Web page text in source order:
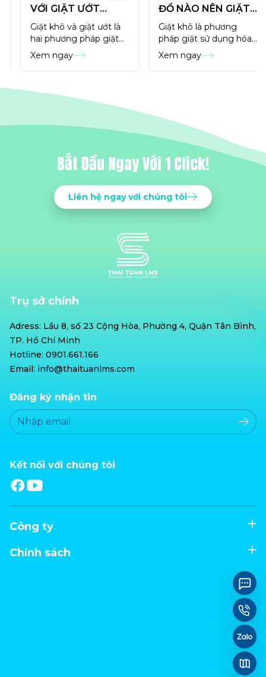
VỚI GIẶT ƯỚT
KHÁC NHAU NHƯ
THẾ NÀO?
Giặt khô và giặt ướt là
hai phương pháp giặt
phổ biến nhất hiện nay.
Mỗi phương pháp lại có
những ưu, nhược điểm
từng loại chất liệu vải
Xem ngay
ĐỒ NÀO NÊN GIẶT
KHÔ? QUY TRÌNH
GIẶT KHÔ
Giặt khô là phương
pháp giặt sử dụng hóa
chất dung môi (không
phải nước) để làm sạch
vết bẩn, mùi hôi từ đồ
Xem ngay
Bắt Đầu Ngay Với 1 Click!
Liên hệ ngay với chúng tôi
Trụ sở chính
Adress: Lầu 8, số 23 Cộng Hòa, Phường 4, Quận Tân Bình,
TP. Hồ Chí Minh
Hotline: 0901.661.166
Email: info@thaituanlms.com
Đăng ký nhận tin
Kết nối với chúng tôi
Công ty
Chính sách